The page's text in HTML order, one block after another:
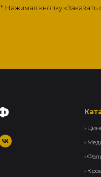
* Нажимая кнопку
›
›
›
›